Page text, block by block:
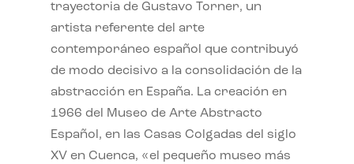
trayectoria de Gustavo Torner, un
artista referente del arte
contemporáneo español que contribuyó
de modo decisivo a la consolidación de la
abstracción en España. La creación en
1966 del Museo de Arte Abstracto
Español, en las Casas Colgadas del siglo
XV en Cuenca, «el pequeño museo más